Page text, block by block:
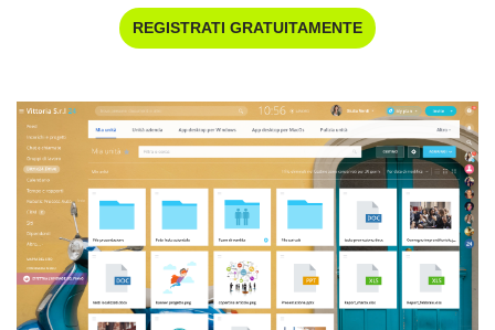
REGISTRATI GRATUITAMENTE